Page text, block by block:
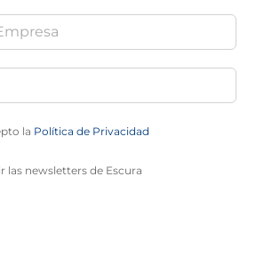
la Política de Privacidad
las newsletters de Escura